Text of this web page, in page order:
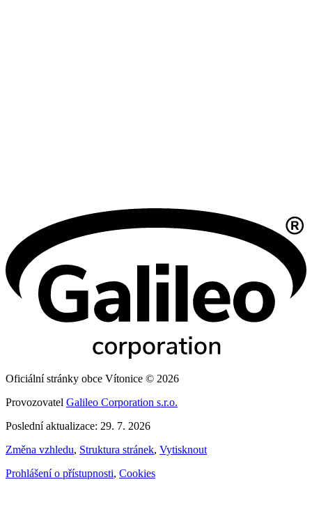
Oficiální stránky obce Vítonice © 2026
Provozovatel Galileo Corporation s.r.o.
Poslední aktualizace: 29. 7. 2026
Změna vzhledu, Struktura stránek, Vytisknout
Prohlášení o přístupnosti, Cookies